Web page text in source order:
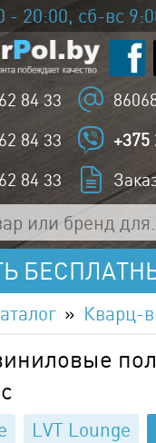
- 20:00, сб-вс
84 33
84 33 +375
84 33
Кварц-
LVT Lounge